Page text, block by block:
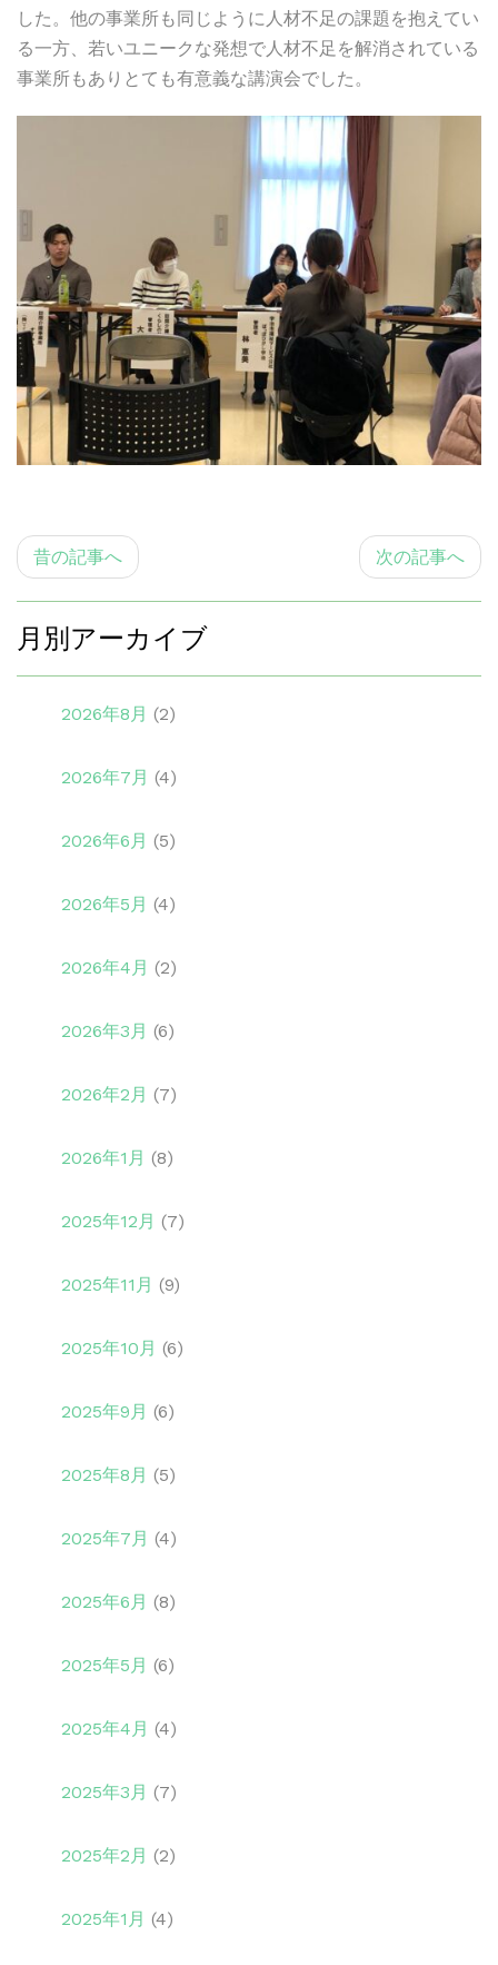
した。他の事業所も同じように人材不足の課題を抱えてい
る一方、若いユニークな発想で人材不足を解消されている
事業所もありとても有意義な講演会でした。
昔の記事へ 次の記事へ
月別アーカイブ
2026年8月 (2)
2026年7月 (4)
2026年6月 (5)
2026年5月 (4)
2026年4月 (2)
2026年3月 (6)
2026年2月 (7)
2026年1月 (8)
2025年12月 (7)
2025年11月 (9)
2025年10月 (6)
2025年9月 (6)
2025年8月 (5)
2025年7月 (4)
2025年6月 (8)
2025年5月 (6)
2025年4月 (4)
2025年3月 (7)
2025年2月 (2)
2025年1月 (4)